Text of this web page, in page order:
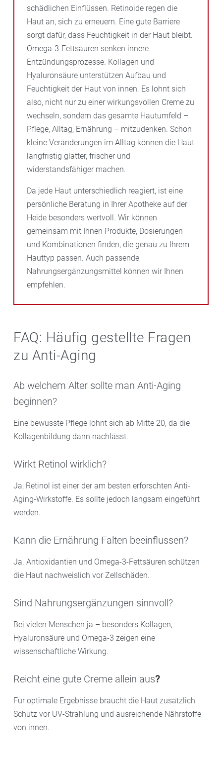
schädlichen Einflüssen. Retinoide regen die
Haut an, sich zu erneuern. Eine gute Barriere
sorgt dafür, dass Feuchtigkeit in der Haut bleibt.
Omega-3-Fettsäuren senken innere
Entzündungsprozesse. Kollagen und
Hyaluronsäure unterstützen Aufbau und
Feuchtigkeit der Haut von innen. Es lohnt sich
also, nicht nur zu einer wirkungsvollen Creme zu
wechseln, sondern das gesamte Hautumfeld –
Pflege, Alltag, Ernährung – mitzudenken. Schon
kleine Veränderungen im Alltag können die Haut
langfristig glatter, frischer und
widerstandsfähiger machen.
Da jede Haut unterschiedlich reagiert, ist eine
persönliche Beratung in Ihrer Apotheke auf der
Heide besonders wertvoll. Wir können
gemeinsam mit Ihnen Produkte, Dosierungen
und Kombinationen finden, die genau zu Ihrem
Hauttyp passen. Auch passende
Nahrungsergänzungsmittel können wir Ihnen
empfehlen.
FAQ: Häufig gestellte Fragen
zu Anti-Aging
Ab welchem Alter sollte man Anti-Aging
beginnen?
Eine bewusste Pflege lohnt sich ab Mitte 20, da die
Kollagenbildung dann nachlässt.
Wirkt Retinol wirklich?
Ja, Retinol ist einer der am besten erforschten Anti-
Aging-Wirkstoffe. Es sollte jedoch langsam eingeführt
werden.
Kann die Ernährung Falten beeinflussen?
Ja. Antioxidantien und Omega-3-Fettsäuren schützen
die Haut nachweislich vor Zellschäden.
Sind Nahrungsergänzungen sinnvoll?
Bei vielen Menschen ja – besonders Kollagen,
Hyaluronsäure und Omega-3 zeigen eine
wissenschaftliche Wirkung.
Reicht eine gute Creme allein aus?
Für optimale Ergebnisse braucht die Haut zusätzlich
Schutz vor UV-Strahlung und ausreichende Nährstoffe
von innen.